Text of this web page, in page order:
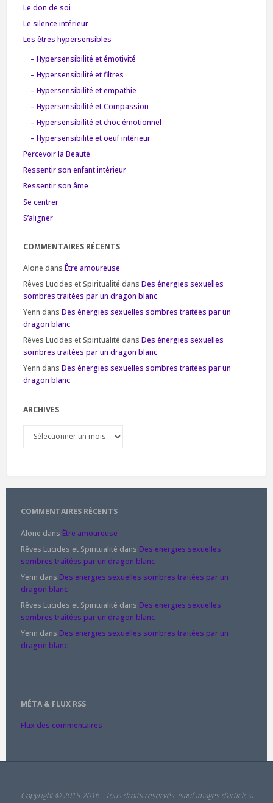
Le don de soi
Le silence intérieur
Les êtres hypersensibles
– Hypersensibilité et émotivité
– Hypersensibilité et filtres
– Hypersensibilité et empathie
– Hypersensibilité et Compassion
– Hypersensibilité et choc émotionnel
– Hypersensibilité et oeuf intérieur
Percevoir la Beauté
Ressentir son enfant intérieur
Ressentir son âme
Se centrer
S’aligner
COMMENTAIRES RÉCENTS
Alone dans Être amoureuse
Rêves Lucides et Spiritualité dans Des énergies sexuelles
sombres traitées par un dragon blanc
Yenn dans Des énergies sexuelles sombres traitées par un
dragon blanc
Rêves Lucides et Spiritualité dans Des énergies sexuelles
sombres traitées par un dragon blanc
Yenn dans Des énergies sexuelles sombres traitées par un
dragon blanc
ARCHIVES
COMMENTAIRES RÉCENTS
Alone dans Être amoureuse
Rêves Lucides et Spiritualité dans Des énergies sexuelles
sombres traitées par un dragon blanc
Yenn dans Des énergies sexuelles sombres traitées par un
dragon blanc
Rêves Lucides et Spiritualité dans Des énergies sexuelles
sombres traitées par un dragon blanc
Yenn dans Des énergies sexuelles sombres traitées par un
dragon blanc
MÉTA & FLUX RSS
Flux des commentaires
Copyright © 2015-2016 - Tous droits réservés. (sauf images d'articles)